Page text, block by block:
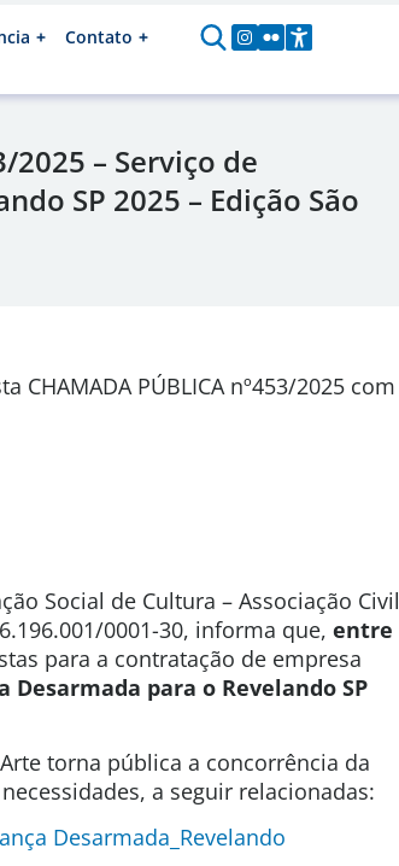
Contato
2025 – Serviço de
SP 2025 – Edição São
PÚBLICA nº453/2025 com
Social de Cultura – Associação Civil
0001-30, informa que, entre
para a contratação de empresa
Desarmada para o Revelando SP
torna pública a concorrência da
a seguir relacionadas:
Desarmada_Revelando